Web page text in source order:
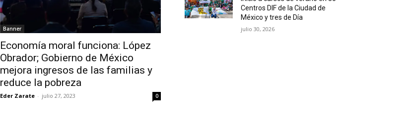
Banner
Economía moral funciona: López
Obrador; Gobierno de México
mejora ingresos de las familias y
reduce la pobreza
Eder Zarate - julio 27, 2023 0
Centros DIF de la Ciudad de
México y tres de Día
julio 30, 2026